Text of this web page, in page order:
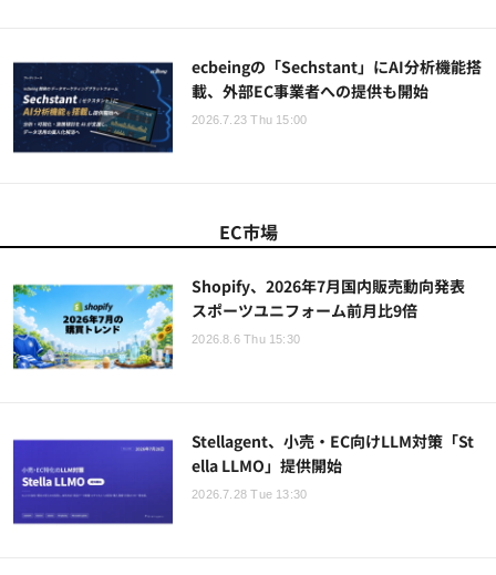
ecbeingの「Sechstant」にAI分析機能搭
載、外部EC事業者への提供も開始
2026.7.23 Thu 15:00
EC市場
Shopify、2026年7月国内販売動向発表
スポーツユニフォーム前月比9倍
2026.8.6 Thu 15:30
Stellagent、小売・EC向けLLM対策「St
ella LLMO」提供開始
2026.7.28 Tue 13:30